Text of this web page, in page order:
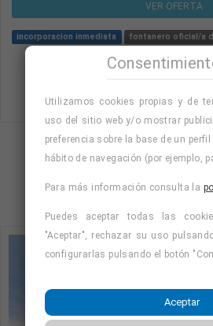
VER OFERTA
incorporacion inmediata fontanero oficial/a
Mostrando página 5 de
1 2 4 5 6
Utilizamos cookies propias y de
uso del sitio web y/o mostrar
preferencia sobre la base de un
hábito de navegación (por ejemplo,
Para más información consulta la
Puedes aceptar todas las
"Aceptar", rechazar su uso
configurarlas pulsando el botón
Aceptar